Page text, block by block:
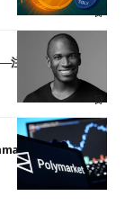
目のアルトコイ
を買収